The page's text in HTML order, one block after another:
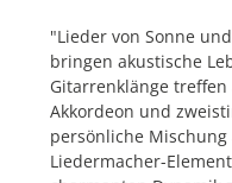
"Lieder von Sonne
bringen akustische
Gitarrenklänge
Akkordeon und
persönliche Mischung
Liedermacher-